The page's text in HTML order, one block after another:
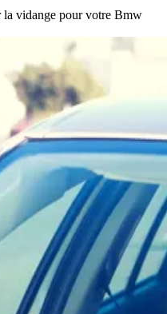
vidange pour votre Bmw